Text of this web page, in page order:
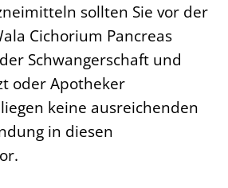
sollten Sie vor der
Cichorium Pancreas
Schwangerschaft und
oder Apotheker
keine ausreichenden
in diesen